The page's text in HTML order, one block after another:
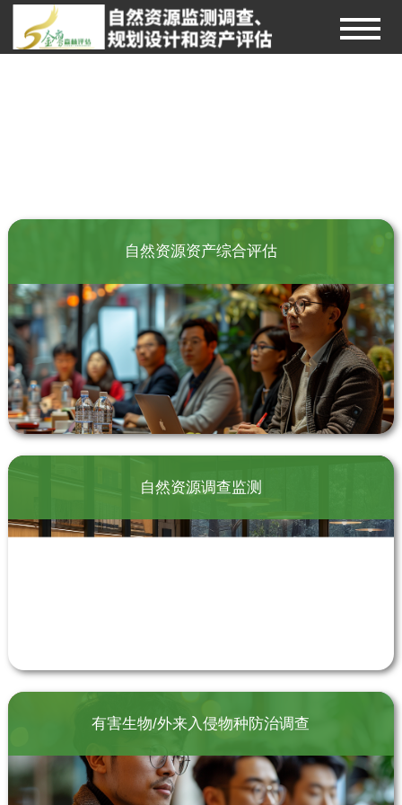
自然资源资产综合评估
自然资源调查监测
有害生物/外来入侵物种防治调查